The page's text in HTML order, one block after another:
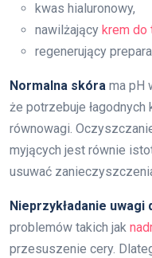
kwas hialuronowy,
nawilżający krem do
regenerujący
Normalna skóra ma pH
że potrzebuje
równowagi.
myjących jest równie
usuwać
Nieprzykładanie uwagi
problemów takich jak
przesuszenie cery.